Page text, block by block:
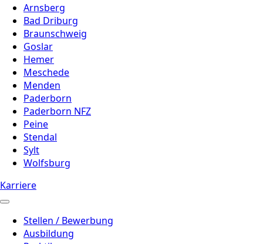
Arnsberg
Bad Driburg
Braunschweig
Goslar
Hemer
Meschede
Menden
Paderborn
Paderborn NFZ
Peine
Stendal
Sylt
Wolfsburg
Karriere
Stellen / Bewerbung
Ausbildung